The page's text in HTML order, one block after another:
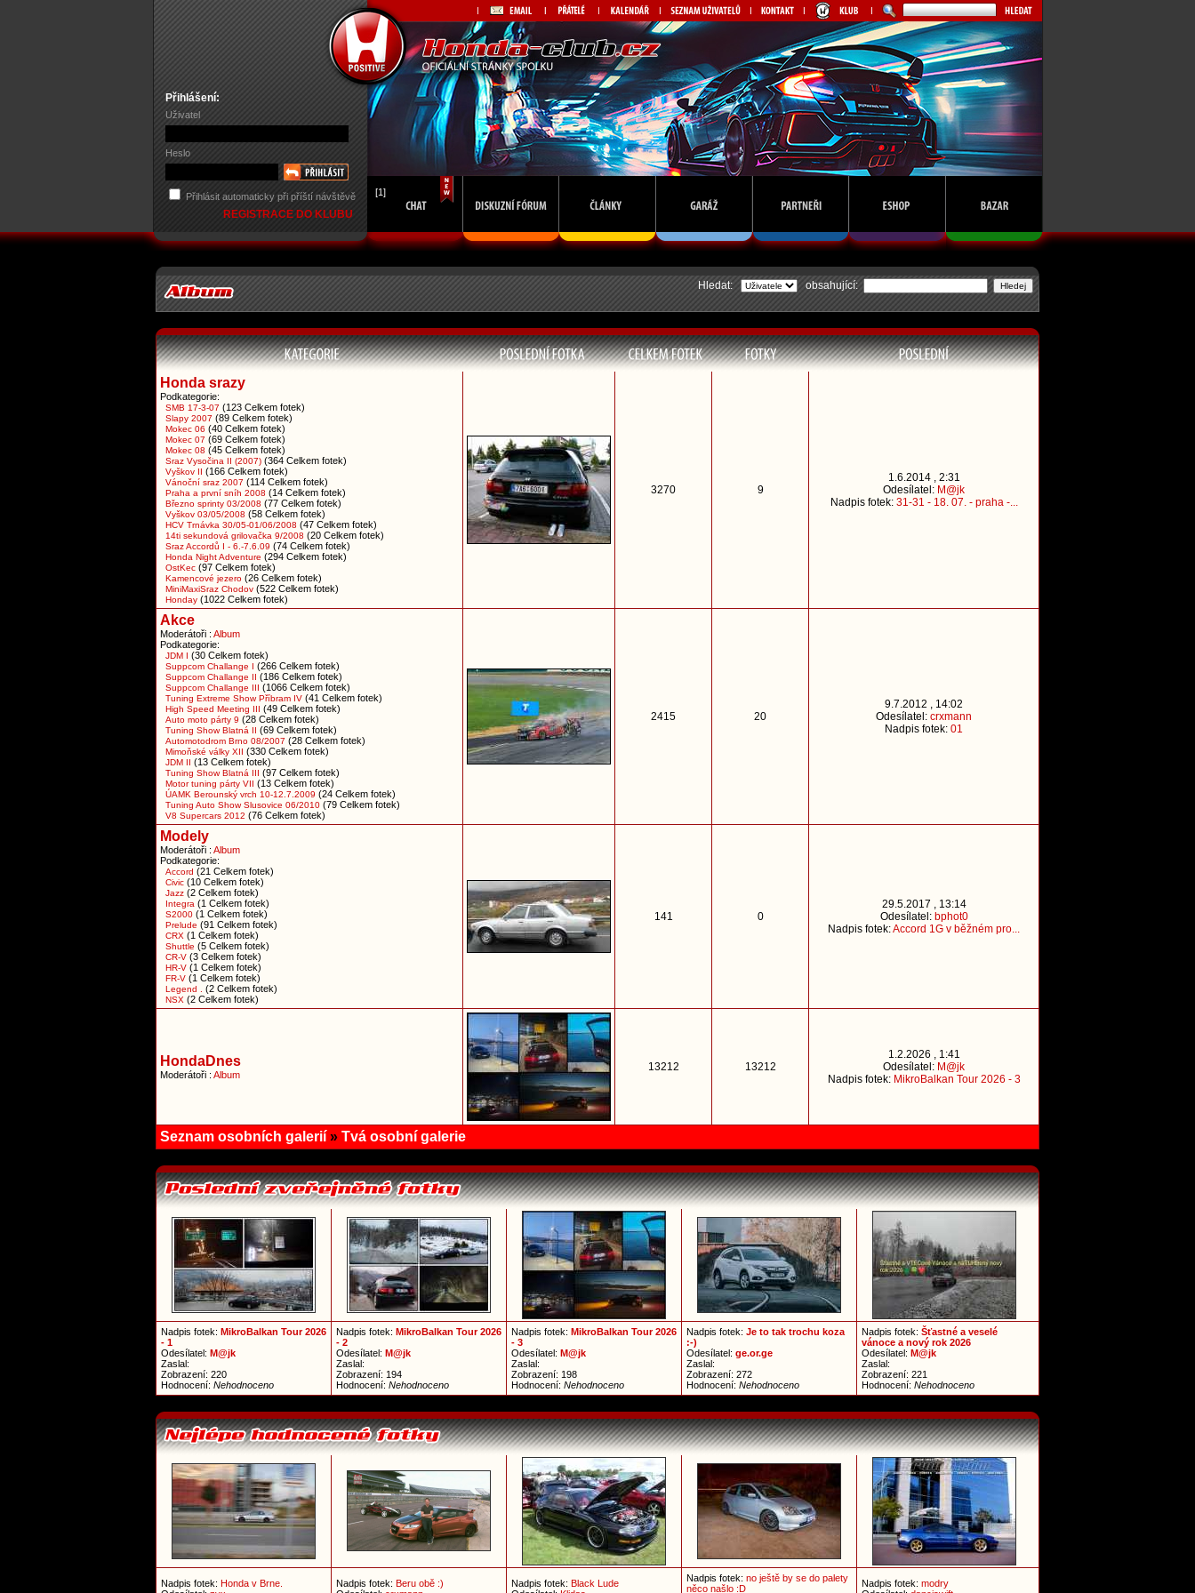
Přihlášení:
Uživatel
Heslo
Přihlásit automaticky při příští návštěvě
REGISTRACE DO KLUBU
[1]
Hledat: obsahující:
Honda srazy
Podkategorie:
SMB 17-3-07 (123 Celkem fotek)
Slapy 2007 (89 Celkem fotek)
Mokec 06 (40 Celkem fotek)
Mokec 07 (69 Celkem fotek)
Mokec 08 (45 Celkem fotek)
Sraz Vysočina II (2007) (364 Celkem fotek)
Vyškov II (166 Celkem fotek)
Vánoční sraz 2007 (114 Celkem fotek)
Praha a první sníh 2008 (14 Celkem fotek)
Březno sprinty 03/2008 (77 Celkem fotek)
Vyškov 03/05/2008 (58 Celkem fotek)
HCV Trnávka 30/05-01/06/2008 (47 Celkem fotek)
14ti sekundová grilovačka 9/2008 (20 Celkem fotek)
Sraz Accordů I - 6.-7.6.09 (74 Celkem fotek)
Honda Night Adventure (294 Celkem fotek)
OstKec (97 Celkem fotek)
Kamencové jezero (26 Celkem fotek)
MiniMaxiSraz Chodov (522 Celkem fotek)
Honday (1022 Celkem fotek)
3270 9
1.6.2014 , 2:31
Odesílatel: M@jk
Nadpis fotek: 31-31 - 18. 07. - praha -...
Akce
Moderátoři : Album
Podkategorie:
JDM I (30 Celkem fotek)
Suppcom Challange I (266 Celkem fotek)
Suppcom Challange II (186 Celkem fotek)
Suppcom Challange III (1066 Celkem fotek)
Tuning Extreme Show Příbram IV (41 Celkem fotek)
High Speed Meeting III (49 Celkem fotek)
Auto moto párty 9 (28 Celkem fotek)
Tuning Show Blatná II (69 Celkem fotek)
Automotodrom Brno 08/2007 (28 Celkem fotek)
Mimoňské války XII (330 Celkem fotek)
JDM II (13 Celkem fotek)
Tuning Show Blatná III (97 Celkem fotek)
Motor tuning párty VII (13 Celkem fotek)
ÚAMK Berounský vrch 10-12.7.2009 (24 Celkem fotek)
Tuning Auto Show Slusovice 06/2010 (79 Celkem fotek)
V8 Supercars 2012 (76 Celkem fotek)
2415 20
9.7.2012 , 14:02
Odesílatel: crxmann
Nadpis fotek: 01
Modely
Moderátoři : Album
Podkategorie:
Accord (21 Celkem fotek)
Civic (10 Celkem fotek)
Jazz (2 Celkem fotek)
Integra (1 Celkem fotek)
S2000 (1 Celkem fotek)
Prelude (91 Celkem fotek)
CRX (1 Celkem fotek)
Shuttle (5 Celkem fotek)
CR-V (3 Celkem fotek)
HR-V (1 Celkem fotek)
FR-V (1 Celkem fotek)
Legend . (2 Celkem fotek)
NSX (2 Celkem fotek)
141 0
29.5.2017 , 13:14
Odesílatel: bphot0
Nadpis fotek:Accord 1G v běžném pro...
HondaDnes
Moderátoři : Album
13212 13212
1.2.2026 , 1:41
Odesílatel: M@jk
Nadpis fotek: MikroBalkan Tour 2026 - 3
Seznam osobních galerií » Tvá osobní galerie
Nadpis fotek: MikroBalkan Tour 2026
- 1
Odesílatel: M@jk
Zaslal:
Zobrazení: 220
Hodnocení: Nehodnoceno
Nadpis fotek: MikroBalkan Tour 2026
- 2
Odesílatel: M@jk
Zaslal:
Zobrazení: 194
Hodnocení: Nehodnoceno
Nadpis fotek: MikroBalkan Tour 2026
- 3
Odesílatel: M@jk
Zaslal:
Zobrazení: 198
Hodnocení: Nehodnoceno
Nadpis fotek: Je to tak trochu koza
:-)
Odesílatel: ge.or.ge
Zaslal:
Zobrazení: 272
Hodnocení: Nehodnoceno
Nadpis fotek: Šťastné a veselé
vánoce a nový rok 2026
Odesílatel: M@jk
Zaslal:
Zobrazení: 221
Hodnocení: Nehodnoceno
Nadpis fotek: Honda v Brne.
Nadpis fotek: Beru obě :)
Nadpis fotek: Black Lude
Nadpis fotek: no ještě by se do palety
něco našlo :D
Nadpis fotek: modry